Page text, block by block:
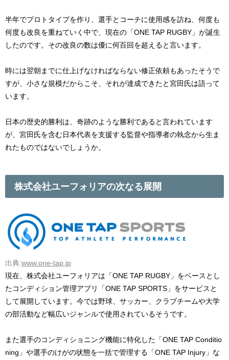
半年でプロトタイプを作り、選手とコーチに使用感を訪ね、何度も
何度も改良を重ねていく中で、現在の「ONE TAP RUGBY」が誕生
したのです。その改良の数は優に何百回を超えると言います。
時には翌朝までに仕上げなければならない修正依頼もあったそうで
すが、小さな規模だからこそ、それが達成できたと宮田氏は語って
います。
日本の歴史的勝利は、奇跡のような勝利であると言われています
が、宮田氏を含む日本代表を支援する監督や指導者の執念から生ま
れたものではないでしょうか。
株式会社ユーフォリアの次なる展開
出典:www.one-tap.jp
現在、株式会社ユーフォリアは「ONE TAP RUGBY」をベースとし
たコンディション管理アプリ「ONE TAP SPORTS」をサービスと
して展開しています。今では野球、サッカー、クラブチームや大学
の部活動など幅広いジャンルで使用されているそうです。
また選手のコンディショニング機能に特化した「ONE TAP Conditio
ning」や選手のけがの状態を一括で管理する「ONE TAP Injury」な